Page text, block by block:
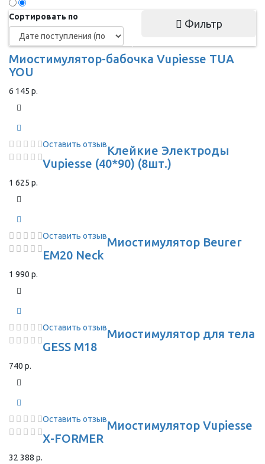
Сортировать по
Фильтр
Миостимулятор-бабочка Vupiesse TUA
YOU
6 145 р.
Оставить отзывКлейкие Электроды
Vupiesse (40*90) (8шт.)
1 625 р.
Оставить отзывМиостимулятор Beurer
EM20 Neck
1 990 р.
Оставить отзывМиостимулятор для тела
GESS M18
740 р.
Оставить отзывМиостимулятор Vupiesse
X-FORMER
32 388 р.